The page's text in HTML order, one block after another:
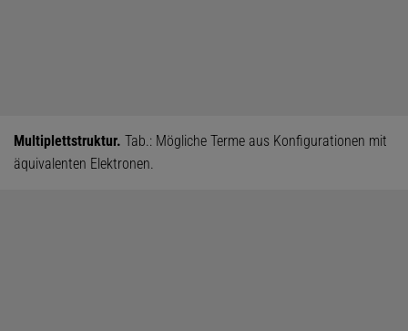
Multiplettstruktur. Tab.: Mögliche Terme aus Konfigurationen mit
äquivalenten Elektronen.